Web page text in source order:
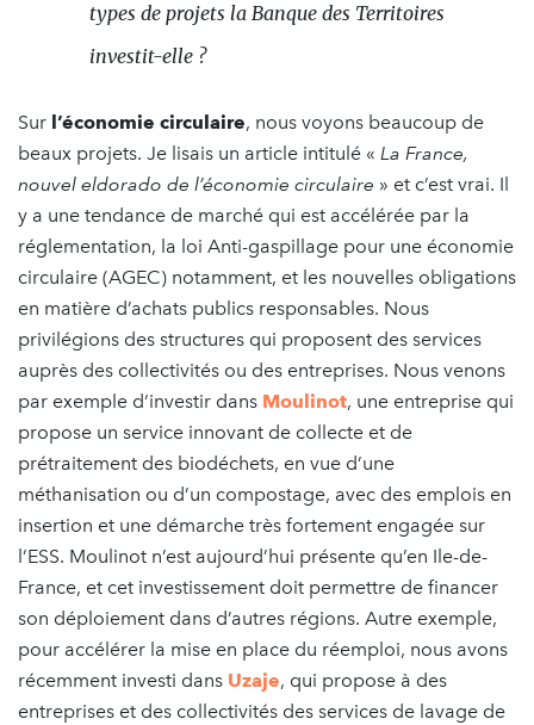
types de projets la Banque des Territoires
investit-elle ?
Sur l’économie circulaire, nous voyons beaucoup de
beaux projets. Je lisais un article intitulé « La France,
nouvel eldorado de l’économie circulaire » et c’est vrai. Il
y a une tendance de marché qui est accélérée par la
réglementation, la loi Anti-gaspillage pour une économie
circulaire (AGEC) notamment, et les nouvelles obligations
en matière d’achats publics responsables. Nous
privilégions des structures qui proposent des services
auprès des collectivités ou des entreprises. Nous venons
par exemple d’investir dans Moulinot, une entreprise qui
propose un service innovant de collecte et de
prétraitement des biodéchets, en vue d’une
méthanisation ou d’un compostage, avec des emplois en
insertion et une démarche très fortement engagée sur
l’ESS. Moulinot n’est aujourd’hui présente qu’en Ile-de-
France, et cet investissement doit permettre de financer
son déploiement dans d’autres régions. Autre exemple,
pour accélérer la mise en place du réemploi, nous avons
récemment investi dans Uzaje, qui propose à des
entreprises et des collectivités des services de lavage de